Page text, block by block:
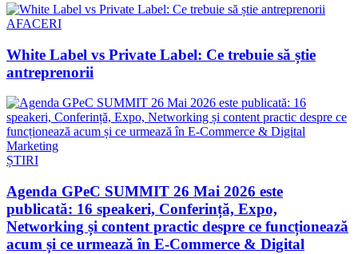
AFACERI
White Label vs Private Label: Ce trebuie să știe
antreprenorii
ȘTIRI
Agenda GPeC SUMMIT 26 Mai 2026 este
publicată: 16 speakeri, Conferință, Expo,
Networking și content practic despre ce funcționează
acum și ce urmează în E-Commerce & Digital